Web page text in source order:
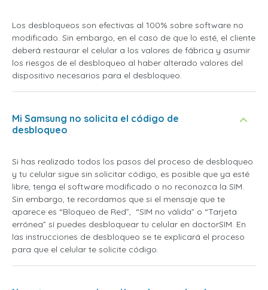
Los desbloqueos son efectivas al 100% sobre software no
modificado. Sin embargo, en el caso de que lo esté, el cliente
deberá restaurar el celular a los valores de fábrica y asumir
los riesgos de el desbloqueo al haber alterado valores del
dispositivo necesarios para el desbloqueo.
Mi Samsung no solicita el código de
desbloqueo
Si has realizado todos los pasos del proceso de desbloqueo
y tu celular sigue sin solicitar código, es posible que ya esté
libre, tenga el software modificado o no reconozca la SIM.
Sin embargo, te recordamos que si el mensaje que te
aparece es “Bloqueo de Red”, “SIM no válida” o “Tarjeta
errónea” sí puedes desbloquear tu celular en doctorSIM. En
las instrucciones de desbloqueo se te explicará el proceso
para que el celular te solicite código.